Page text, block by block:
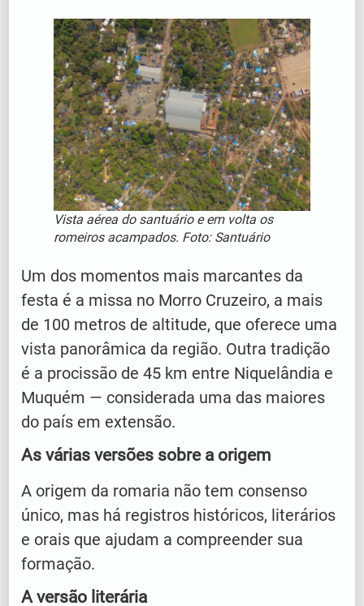
Vista aérea do santuário e em volta os
romeiros acampados. Foto: Santuário
Um dos momentos mais marcantes da
festa é a missa no Morro Cruzeiro, a mais
de 100 metros de altitude, que oferece uma
vista panorâmica da região. Outra tradição
é a procissão de 45 km entre Niquelândia e
Muquém — considerada uma das maiores
do país em extensão.
As várias versões sobre a origem
A origem da romaria não tem consenso
único, mas há registros históricos, literários
e orais que ajudam a compreender sua
formação.
A versão literária